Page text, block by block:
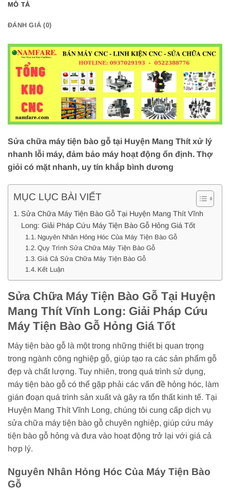
MÔ TẢ
ĐÁNH GIÁ (0)
Sửa chữa máy tiện bào gỗ tại Huyện Mang Thít xử lý
nhanh lỗi máy, đảm bảo máy hoạt động ổn định. Thợ
giỏi có mặt nhanh, uy tín khắp bình dương
MỤC LỤC BÀI VIẾT
Sửa Chữa Máy Tiện Bào Gỗ Tại Huyện Mang Thít Vĩnh
Long: Giải Pháp Cứu Máy Tiện Bào Gỗ Hỏng Giá Tốt
Nguyên Nhân Hỏng Hóc Của Máy Tiện Bào Gỗ
Quy Trình Sửa Chữa Máy Tiện Bào Gỗ
Giá Cả Sửa Chữa Máy Tiện Bào Gỗ
Kết Luận
Sửa Chữa Máy Tiện Bào Gỗ Tại Huyện
Mang Thít Vĩnh Long: Giải Pháp Cứu
Máy Tiện Bào Gỗ Hỏng Giá Tốt
Máy tiện bào gỗ là một trong những thiết bị quan trọng
trong ngành công nghiệp gỗ, giúp tạo ra các sản phẩm gỗ
đẹp và chất lượng. Tuy nhiên, trong quá trình sử dụng,
máy tiện bào gỗ có thể gặp phải các vấn đề hỏng hóc, làm
gián đoạn quá trình sản xuất và gây ra tổn thất kinh tế. Tại
Huyện Mang Thít Vĩnh Long, chúng tôi cung cấp dịch vụ
sửa chữa máy tiện bào gỗ chuyên nghiệp, giúp cứu máy
tiện bào gỗ hỏng và đưa vào hoạt động trở lại với giá cả
hợp lý.
Nguyên Nhân Hỏng Hóc Của Máy Tiện Bào
Gỗ